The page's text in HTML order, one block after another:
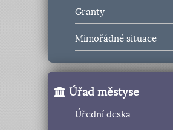
Granty
Mimořádné situace
Úřad městyse
Úřední deska